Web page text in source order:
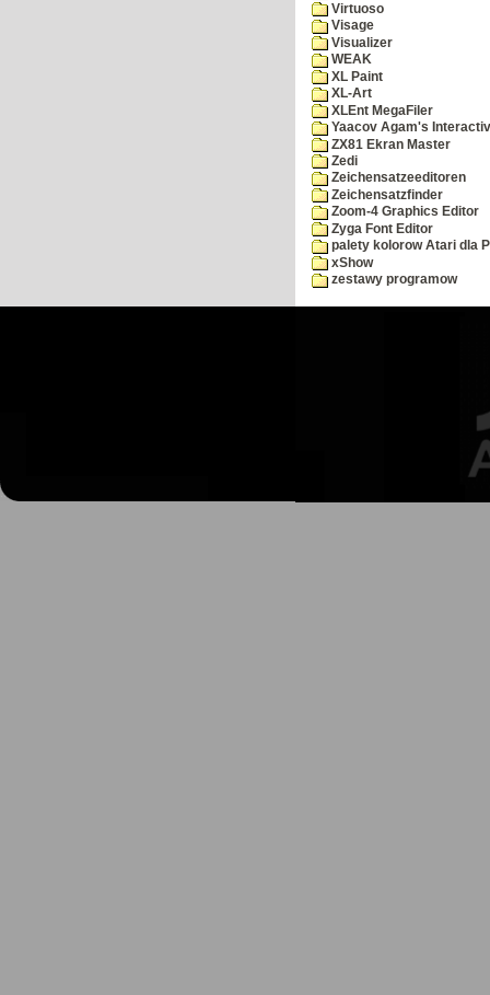
Virtuoso
Visage
Visualizer
WEAK
XL Paint
XL-Art
XLEnt MegaFiler
Yaacov Agam's
ZX81 Ekran Master
Zedi
Zeichensatzeeditoren
Zeichensatzfinder
Zoom-4 Graphics Editor
Zyga Font Editor
palety kolorow Atari dla
xShow
zestawy programow